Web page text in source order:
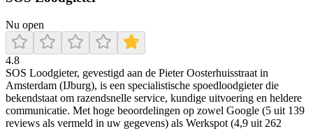
Nu open
4.8
SOS Loodgieter, gevestigd aan de Pieter Oosterhuisstraat in
Amsterdam (IJburg), is een specialistische spoedloodgieter die
bekendstaat om razendsnelle service, kundige uitvoering en heldere
communicatie. Met hoge beoordelingen op zowel Google (5 uit 139
reviews als vermeld in uw gegevens) als Werkspot (4,9 uit 262